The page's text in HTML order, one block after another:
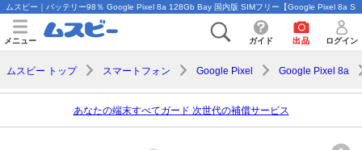
ムスビー｜バッテリー98％ Google Pixel 8a 128Gb Bay 国内版 SIMフリー【Google Pixel 8a
メニュー ガイド 出品 ログイン
ムスビー トップ スマートフォン Google Pixel Google Pixel 8a
あなたの端末すべてガード 次世代の補償サービス